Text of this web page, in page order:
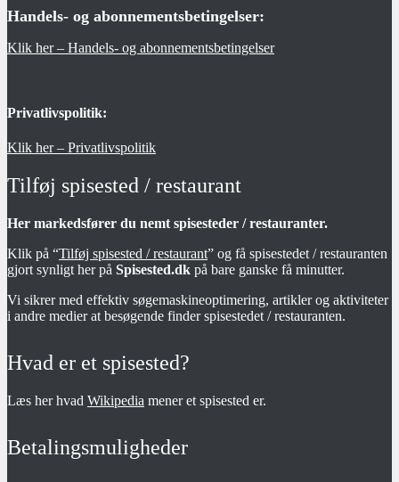
Handels- og abonnementsbetingelser:
Klik her – Handels- og abonnementsbetingelser
Privatlivspolitik:
Klik her – Privatlivspolitik
Tilføj spisested / restaurant
Her markedsfører du nemt spisesteder / restauranter.
Klik på “Tilføj spisested / restaurant” og få spisestedet / restauranten
gjort synligt her på Spisested.dk på bare ganske få minutter.
Vi sikrer med effektiv søgemaskineoptimering, artikler og aktiviteter
i andre medier at besøgende finder spisestedet / restauranten.
Hvad er et spisested?
Læs her hvad Wikipedia mener et spisested er.
Betalingsmuligheder